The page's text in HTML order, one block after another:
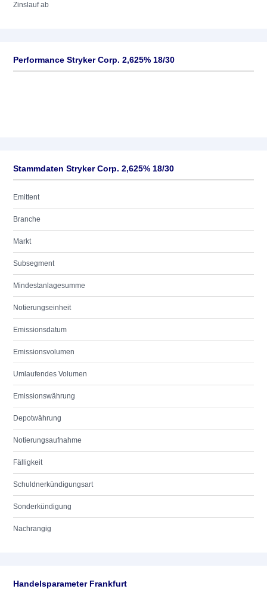
Zinslauf ab
Performance Stryker Corp. 2,625% 18/30
Stammdaten Stryker Corp. 2,625% 18/30
Emittent
Branche
Markt
Subsegment
Mindestanlagesumme
Notierungseinheit
Emissionsdatum
Emissionsvolumen
Umlaufendes Volumen
Emissionswährung
Depotwährung
Notierungsaufnahme
Fälligkeit
Schuldnerkündigungsart
Sonderkündigung
Nachrangig
Handelsparameter Frankfurt